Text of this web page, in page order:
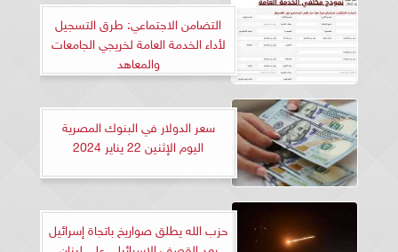
التضامن الاجتماعي: طرق التسجيل
لأداء الخدمة العامة لخريجي الجامعات
والمعاهد
سعر الدولار في البنوك المصرية
اليوم الإثنين 22 يناير 2024
حزب الله يطلق صواريخ باتجاة إسرائيل